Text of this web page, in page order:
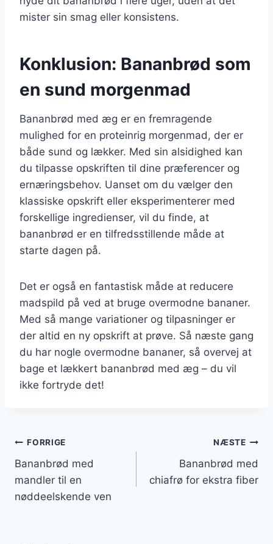
mister sin smag eller konsistens.
Konklusion: Bananbrød som
en sund morgenmad
Bananbrød med æg er en fremragende
mulighed for en proteinrig morgenmad, der er
både sund og lækker. Med sin alsidighed kan
du tilpasse opskriften til dine præferencer og
ernæringsbehov. Uanset om du vælger den
klassiske opskrift eller eksperimenterer med
forskellige ingredienser, vil du finde, at
bananbrød er en tilfredsstillende måde at
starte dagen på.
Det er også en fantastisk måde at reducere
madspild på ved at bruge overmodne bananer.
Med så mange variationer og tilpasninger er
der altid en ny opskrift at prøve. Så næste gang
du har nogle overmodne bananer, så overvej at
bage et lækkert bananbrød med æg – du vil
ikke fortryde det!
Indlægsnavigation
FORRIGE
Bananbrød med
mandler til en
nøddeelskende ven
NÆSTE
Bananbrød med
chiafrø for ekstra fiber